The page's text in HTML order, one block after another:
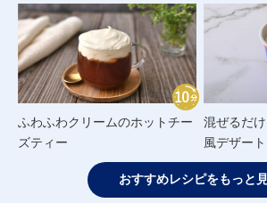
ふわふわクリームのホットチー
ズティー
混ぜるだ
風デザート
おすすめレシピをもっと